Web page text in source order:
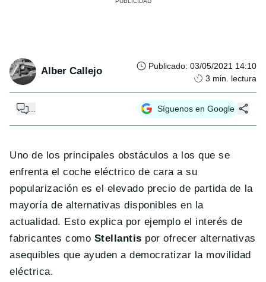
Alber Callejo Publicado: 03/05/2021 14:10
3 min. lectura
Síguenos en Google
Uno de los principales obstáculos a los que se
enfrenta el coche eléctrico de cara a su
popularización es el elevado precio de partida de la
mayoría de alternativas disponibles en la
actualidad. Esto explica por ejemplo el interés de
fabricantes como Stellantis por ofrecer alternativas
asequibles que ayuden a democratizar la movilidad
eléctrica.